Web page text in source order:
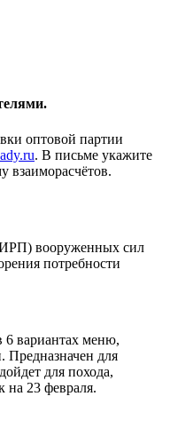
оптовой партии
. В письме укажите
взаиморасчётов.
вооруженных сил
потребности
6 вариантах меню,
для
для похода,
на 23 февраля.